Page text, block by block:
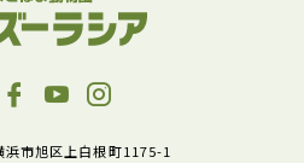
市旭区上白根町1175-1